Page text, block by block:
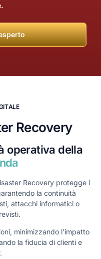
ITALE
Recovery
operativa della
Recovery protegge i
la continuità
attacchi informatici o
minimizzando l’impatto
la fiducia di clienti e